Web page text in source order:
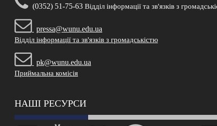
(0352) 51-75-63 Відділ інформації та зв'язків з
pressa@wunu.edu.ua
Відділ інформації та зв'язків з громадськістю
pk@wunu.edu.ua
Приймальна комісія
НАШІ РЕСУРСИ